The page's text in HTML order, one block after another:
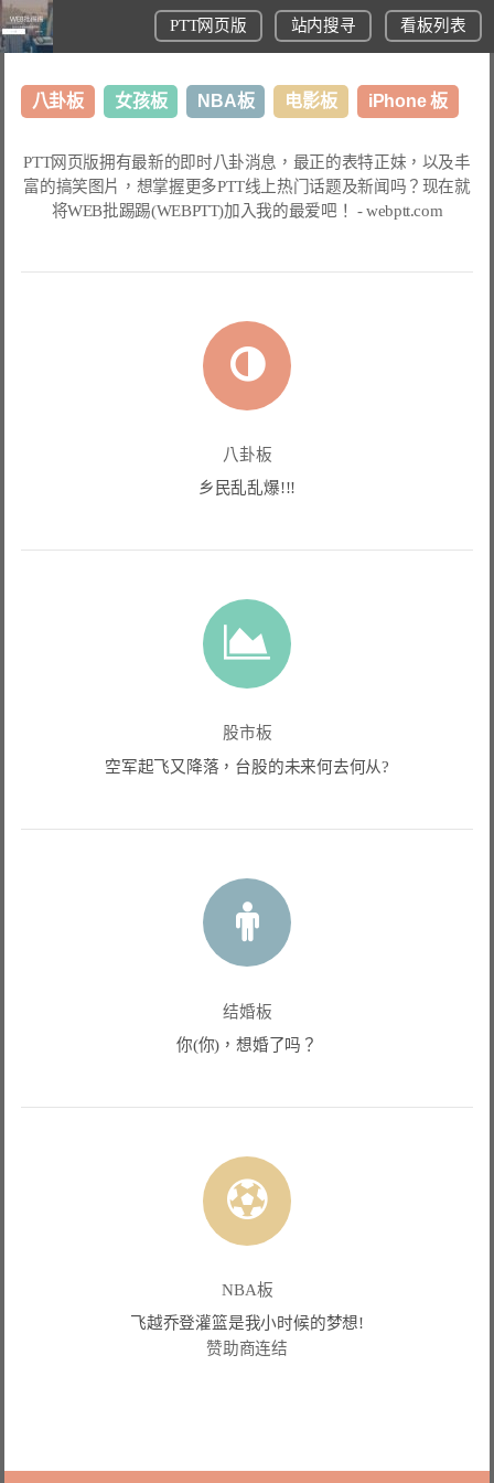
PTT网页版 站内搜寻 看板列表
八卦板 女孩板 NBA板 电影板 iPhone 板
美食板
PTT网页版拥有最新的即时八卦消息，最正的表特正妹，以及丰
富的搞笑图片，想掌握更多PTT线上热门话题及新闻吗？现在就
将WEB批踢踢(WEBPTT)加入我的最爱吧！ -webptt.com
八卦板
乡民乱乱爆!!!
股市板
空军起飞又降落，台股的未来何去何从?
结婚板
你(你)，想婚了吗？
NBA板
飞越乔登灌篮是我小时候的梦想!
赞助商连结